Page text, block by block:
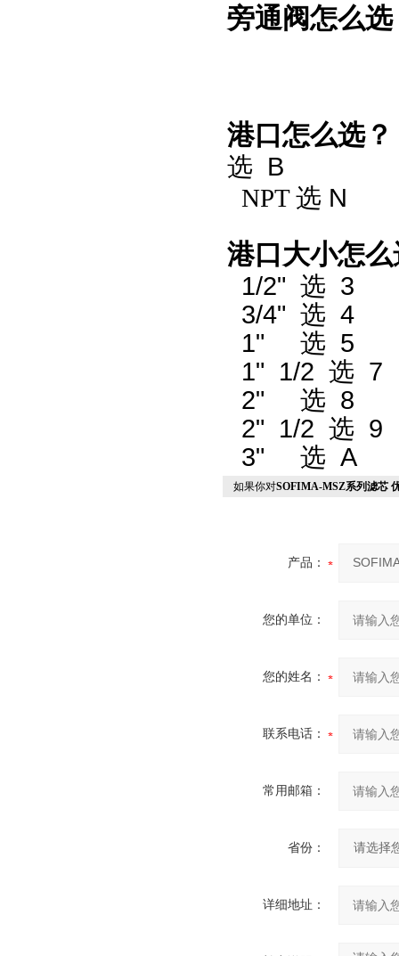
旁通阀怎么选
港口怎么选？
选 B
NPT选 N
港口大小怎
1/2" 选 3
3/4" 选 4
1" 选 5
1" 1/2 选 7
2" 选 8
2" 1/2 选 9
3" 选 A
如果你对SOFIMA-MSZ系列滤芯
产品：
您的单位：
您的姓名：
联系电话：
常用邮箱：
省份：
详细地址：